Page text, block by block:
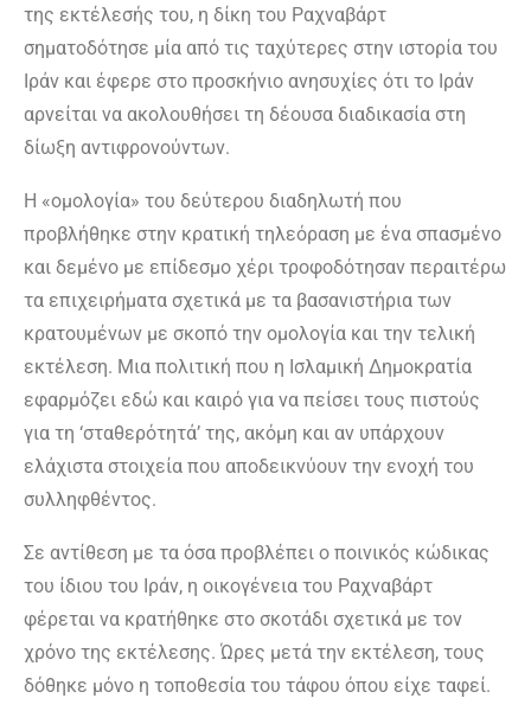
της εκτέλεσής του, η δίκη του Ραχναβάρτ
σηματοδότησε μία από τις ταχύτερες στην ιστορία του
Ιράν και έφερε στο προσκήνιο ανησυχίες ότι το Ιράν
αρνείται να ακολουθήσει τη δέουσα διαδικασία στη
δίωξη αντιφρονούντων.
Η «ομολογία» του δεύτερου διαδηλωτή που
προβλήθηκε στην κρατική τηλεόραση με ένα σπασμένο
και δεμένο με επίδεσμο χέρι τροφοδότησαν περαιτέρω
τα επιχειρήματα σχετικά με τα βασανιστήρια των
κρατουμένων με σκοπό την ομολογία και την τελική
εκτέλεση. Μια πολιτική που η Ισλαμική Δημοκρατία
εφαρμόζει εδώ και καιρό για να πείσει τους πιστούς
για τη ‘σταθερότητά’ της, ακόμη και αν υπάρχουν
ελάχιστα στοιχεία που αποδεικνύουν την ενοχή του
συλληφθέντος.
Σε αντίθεση με τα όσα προβλέπει ο ποινικός κώδικας
του ίδιου του Ιράν, η οικογένεια του Ραχναβάρτ
φέρεται να κρατήθηκε στο σκοτάδι σχετικά με τον
χρόνο της εκτέλεσης. Ώρες μετά την εκτέλεση, τους
δόθηκε μόνο η τοποθεσία του τάφου όπου είχε ταφεί.